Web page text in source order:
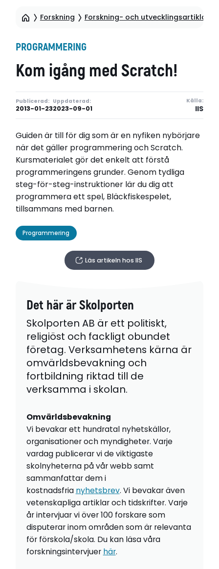
Forskning Forskning- och utvecklingsartiklar
PROGRAMMERING
Kom igång med Scratch!
Publicerad:
2013-01-23
Uppdaterad:
2023-09-01
Källa:
IIS
Guiden är till för dig som är en nyfiken nybörjare
när det gäller programmering och Scratch.
Kursmaterialet gör det enkelt att förstå
programmeringens grunder. Genom tydliga
steg-för-steg-instruktioner lär du dig att
programmera ett spel, Bläckfiskespelet,
tillsammans med barnen.
Programmering
Läs artikeln hos IIS
Det här är Skolporten
Skolporten AB är ett politiskt,
religiöst och fackligt obundet
företag. Verksamhetens kärna är
omvärldsbevakning och
fortbildning riktad till de
verksamma i skolan.
Omvärldsbevakning
Vi bevakar ett hundratal nyhetskällor,
organisationer och myndigheter. Varje
vardag publicerar vi de viktigaste
skolnyheterna på vår webb samt
sammanfattar dem i
kostnadsfria nyhetsbrev. Vi bevakar även
vetenskapliga artiklar och tidskrifter. Varje
år intervjuar vi över 100 forskare som
disputerar inom områden som är relevanta
för förskola/skola. Du kan läsa våra
forskningsintervjuer här.